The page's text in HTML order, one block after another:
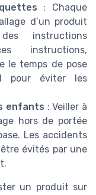
: Chaque
d’un produit
instructions
instructions,
le temps de pose
pour éviter les
enfants : Veiller à
hors de portée
Les accidents
évités par une
un produit sur